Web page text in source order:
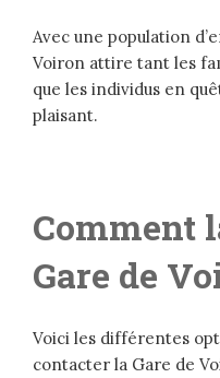
Avec une population
Voiron attire tant les
que les individus en
plaisant.
Comment
Gare de
Voici les différentes
contacter la Gare de